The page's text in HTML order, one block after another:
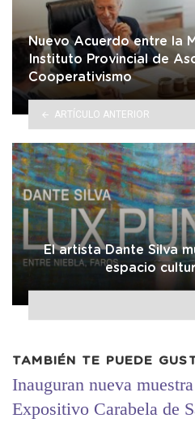
Nuevo Acuerdo entre la
Instituto Provincial de
Cooperativismo
ARTÍCULO ANTERIOR
El artista Dante Silva
espacio
TAMBIÉN TE PUEDE
Inauguran nueva
Expositivo Carabela de